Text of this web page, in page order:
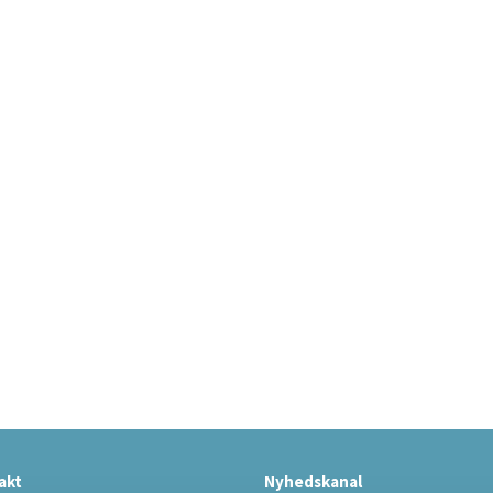
Nyhedskanal